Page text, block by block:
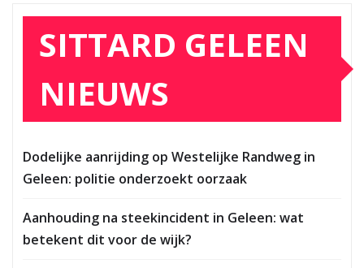
SITTARD GELEEN
NIEUWS
Dodelijke aanrijding op Westelijke Randweg in
Geleen: politie onderzoekt oorzaak
Aanhouding na steekincident in Geleen: wat
betekent dit voor de wijk?